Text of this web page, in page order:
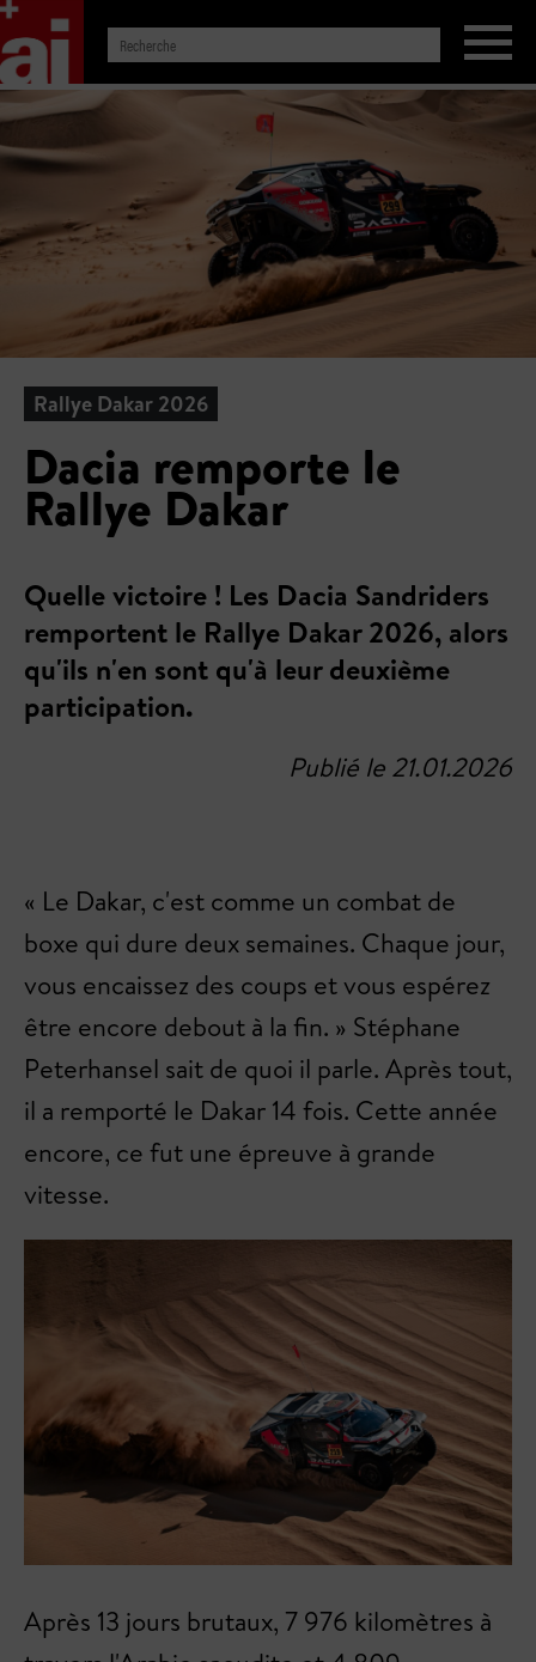
Rallye Dakar 2026
Dacia remporte le
Rallye Dakar
Quelle victoire ! Les Dacia Sandriders
remportent le Rallye Dakar 2026, alors
qu'ils n'en sont qu'à leur deuxième
participation.
Publié le 21.01.2026
« Le Dakar, c'est comme un combat de
boxe qui dure deux semaines. Chaque jour,
vous encaissez des coups et vous espérez
être encore debout à la fin. » Stéphane
Peterhansel sait de quoi il parle. Après tout,
il a remporté le Dakar 14 fois. Cette année
encore, ce fut une épreuve à grande
vitesse.
Après 13 jours brutaux, 7 976 kilomètres à